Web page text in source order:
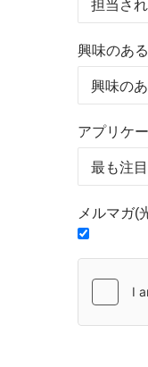
興味のあ
アプリケ
メルマガ(